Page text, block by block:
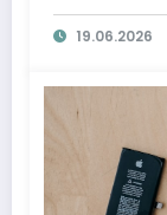
19.06.2026